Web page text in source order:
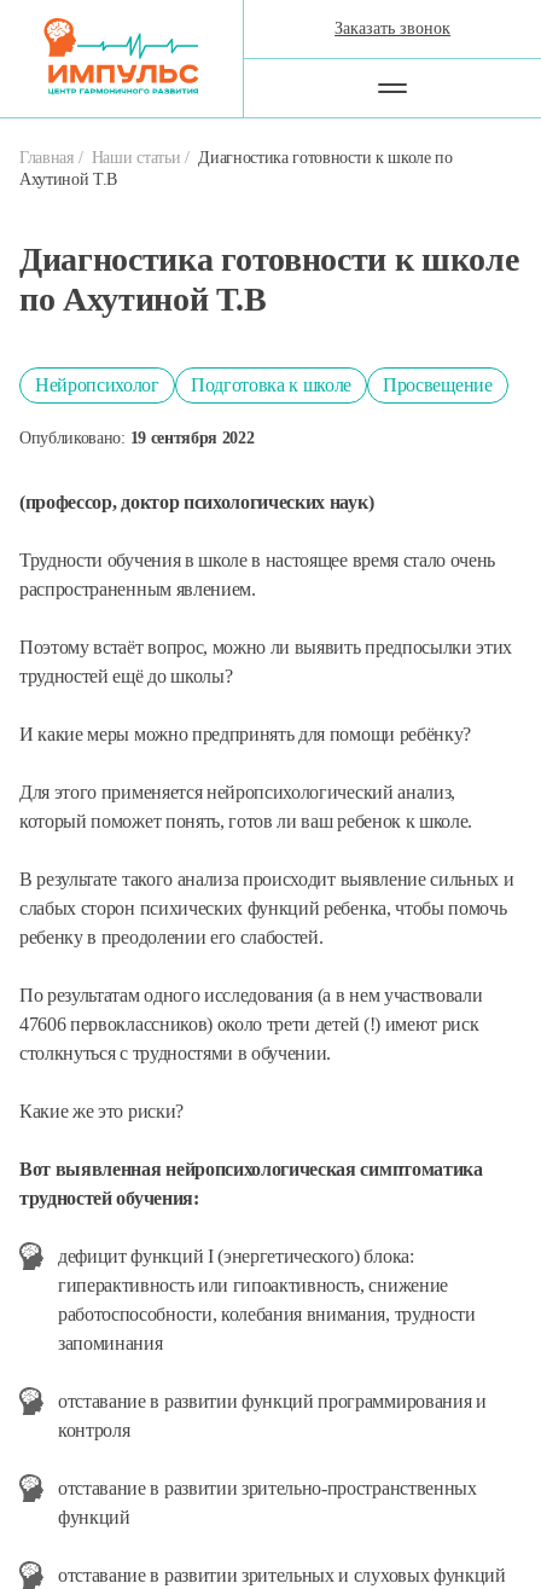
Заказать звонок
Главная Наши статьи
Диагностика готовности к школе по
Ахутиной Т.В
Диагностика готовности к школе
по Ахутиной Т.В
Нейропсихолог Подготовка к школе Просвещение
Опубликовано: 19 сентября 2022
(профессор, доктор психологических наук)
Трудности обучения в школе в настоящее время стало очень
распространенным явлением.
Поэтому встаёт вопрос, можно ли выявить предпосылки этих
трудностей ещё до школы?
И какие меры можно предпринять для помощи ребёнку?
Для этого применяется нейропсихологический анализ,
который поможет понять, готов ли ваш ребенок к школе.
В результате такого анализа происходит выявление сильных и
слабых сторон психических функций ребенка, чтобы помочь
ребенку в преодолении его слабостей.
По результатам одного исследования (а в нем участвовали
47606 первоклассников) около трети детей (!) имеют риск
столкнуться с трудностями в обучении.
Какие же это риски?
Вот выявленная нейропсихологическая симптоматика
трудностей обучения:
дефицит функций I (энергетического) блока:
гиперактивность или гипоактивность, снижение
работоспособности, колебания внимания, трудности
запоминания
отставание в развитии функций программирования и
контроля
отставание в развитии зрительно-пространственных
функций
отставание в развитии зрительных и слуховых функций